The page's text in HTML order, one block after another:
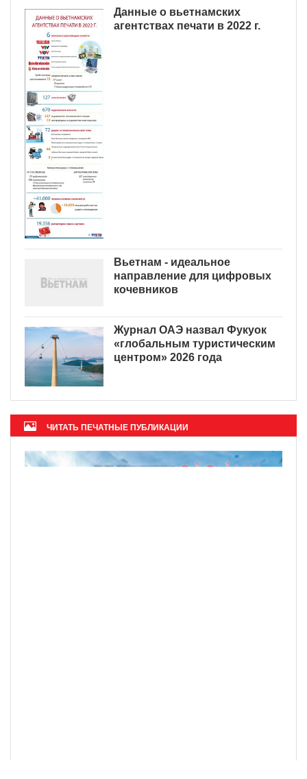
Данные о вьетнамских
агентствах печати в 2022 г.
Вьетнам - идеальное
направление для цифровых
кочевников
Журнал ОАЭ назвал Фукуок
«глобальным туристическим
центром» 2026 года
ЧИТАТЬ ПЕЧАТНЫЕ ПУБЛИКАЦИИ